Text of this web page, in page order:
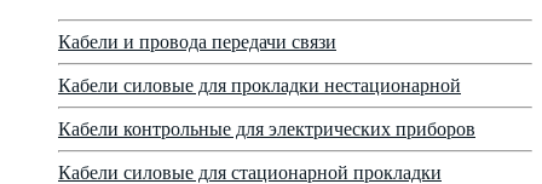
Кабели и провода передачи связи
Кабели силовые для прокладки нестационарной
Кабели контрольные для электрических приборов
Кабели силовые для стационарной прокладки